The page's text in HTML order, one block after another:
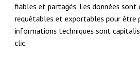
fiables et partagés. Les données sont
requêtables et exportables pour être
informations techniques sont
clic.